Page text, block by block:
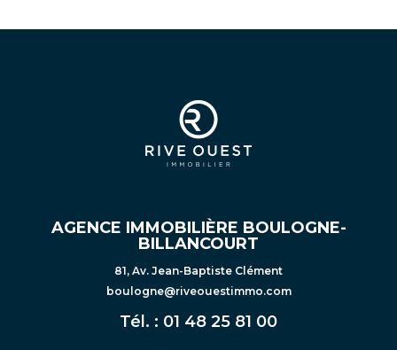
AGENCE IMMOBILIÈRE BOULOGNE-
BILLANCOURT
81, Av. Jean-Baptiste Clément
boulogne@riveouestimmo.com
Tél. : 01 48 25 81 00